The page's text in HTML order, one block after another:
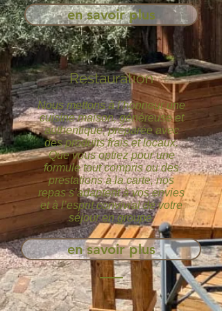
en savoir plus
Restauration
Nous mettons à l’honneur une
cuisine maison, généreuse et
authentique, préparée avec
des produits frais et locaux.
Que vous optiez pour une
formule tout compris ou des
prestations à la carte, nos
repas s’adaptent à vos envies
et à l’esprit convivial de votre
séjour en groupe.
en savoir plus